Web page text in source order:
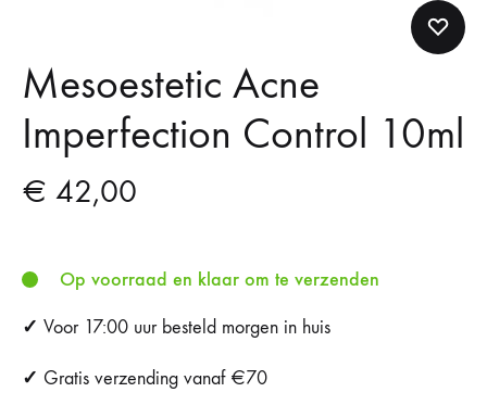
Mesoestetic Acne
Imperfection Control 10ml
€ 42,00
Op voorraad en klaar om te verzenden
✓ Voor 17:00 uur besteld morgen in huis
✓ Gratis verzending vanaf €70